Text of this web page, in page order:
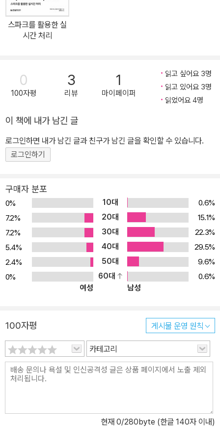
할 것은 오직 표준 하드웨어와 오픈소스 소프트웨어가 전부다. 일곱
개의 예제 애플리케이션을 통해서 스마트 컨트랙트와 탈중앙화 애플
리케이션(Decentralized Application, Dapp)을 설계하고 개발하
게 개발하는지 보여주기 위해 여러 가지 핵심적인 툴(리믹스, 가나쉬,
메타마스크, 트러플, 롭스텐, 인퓨라)과 테크닉(암호화, 디지털 서명)
도 소개할 것이다. 블록체인의 핵심적인 아이디어들, 즉 신뢰와 무결
예제들과 더불어 상세히 다룬다. 150개가 넘는 주석이 들어간 도표
와 스크린샷은 블록체인 개념을 이해하는 데 많은 도움이 될 것이다.
이 책의 주요 내용 다른 분산 시스템과 비교한 블록체인 솔리디티를
록체인 활용법을 가르치는 강사 블록체인 프로그래밍을 처음 시작하
고자 하는 타 분야 개발자 블록체인의 고유한 사례를 훑어보고 싶은
비즈니스 전문가와 실무자 스마트 컨트랙트와 탈중앙화 애플리케이
션을 개발하고자 하는 블록체인 개발자 "블록체인에 대한 피상적 이
해를 넘어 코어 개념까지 이해할 수 있는 매우 훌륭한 블록체인 입문
서" ― 마이클 젠센, 아르카디아(Arcadia) "탈중앙화 시스템과 향후
설계 계획에서의 그 역할에 대해 완벽히 이해할 수 있다." ― 리차드
B. 워드, 프린시피스 캐피탈(Principis Captial) "뛰어난 블록체인
바 안달루리, 아마존 웹 서비스(Amazon Web Services) "블록체
인에 대한 결정적인 자료이자 실용적으로 다루는 몇 안 되는 책" ―
알리 M. 셰이크 우두만, 하먼 커넥티드 서비스(Harman Connecte
d Services)
스파크를 활용한 실
시간 처리
0
100자평
3
리뷰
1
마이페이퍼
읽고 싶어요 3명
읽고 있어요 3명
읽었어요 4명
이 책에 내가 남긴 글
로그인하면 내가 남긴 글과 친구가 남긴 글을 확인할 수 있습니다.
로그인하기
구매자 분포
0% 10대
0.6%
7.2%
20대
15.1%
7.2%
30대
22.3%
5.4%
40대
29.5%
2.4%
50대
9.6%
0%
60대
0.6%
여성
남성
100자평 게시물 운영 원칙
카테고리
현재 0/280byte (한글 140자 이내)